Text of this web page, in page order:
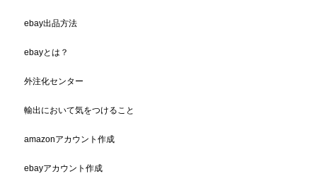
ebay出品方法
ebayとは？
外注化センター
輸出において気をつけること
amazonアカウント作成
ebayアカウント作成